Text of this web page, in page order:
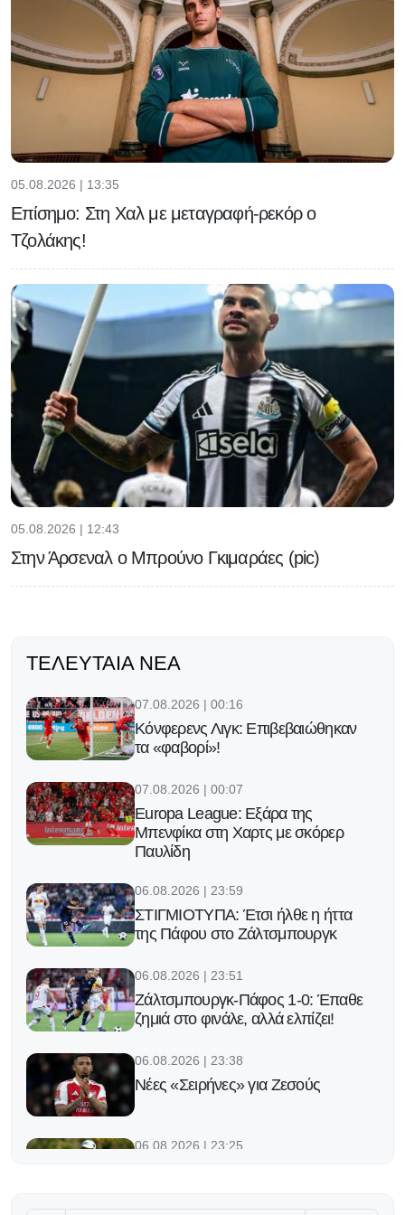
05.08.2026 | 13:35
Επίσημο: Στη Χαλ με μεταγραφή-ρεκόρ ο
Τζολάκης!
05.08.2026 | 12:43
Στην Άρσεναλ ο Μπρούνο Γκιμαράες (pic)
ΤΕΛΕΥΤΑΊΑ ΝΈΑ
07.08.2026 | 00:16
Κόνφερενς Λιγκ: Επιβεβαιώθηκαν
τα «φαβορί»!
07.08.2026 | 00:07
Europa League: Εξάρα της
Μπενφίκα στη Χαρτς με σκόρερ
Παυλίδη
06.08.2026 | 23:59
ΣΤΙΓΜΙΟΤΥΠΑ: Έτσι ήλθε η ήττα
της Πάφου στο Ζάλτσμπουργκ
06.08.2026 | 23:51
Ζάλτσμπουργκ-Πάφος 1-0: Έπαθε
ζημιά στο φινάλε, αλλά ελπίζει!
06.08.2026 | 23:38
Νέες «Σειρήνες» για Ζεσούς
06.08.2026 | 23:25